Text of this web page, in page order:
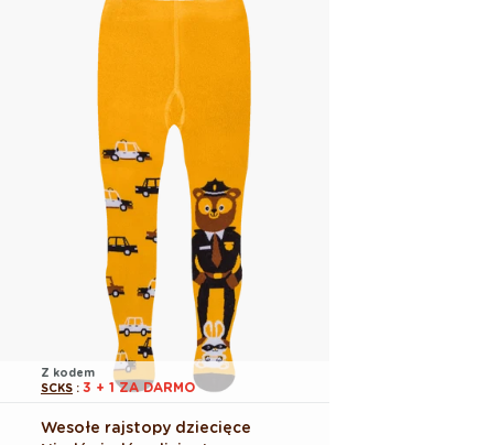
Z kodem
SCKS : 3 + 1 ZA DARMO
Wesołe rajstopy dziecięce